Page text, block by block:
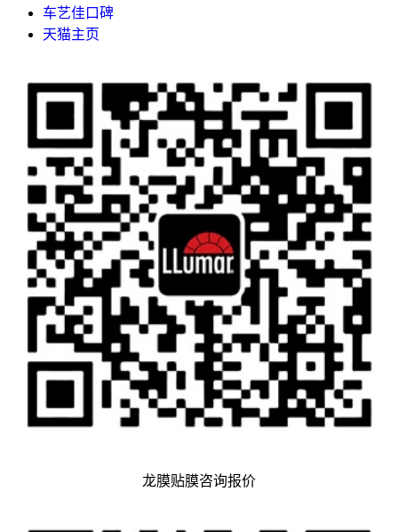
车艺佳口碑
天猫主页
龙膜贴膜咨询报价